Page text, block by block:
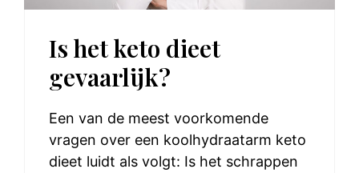
Is het keto dieet
gevaarlijk?
Een van de meest voorkomende
vragen over een koolhydraatarm keto
dieet luidt als volgt: Is het schrappen